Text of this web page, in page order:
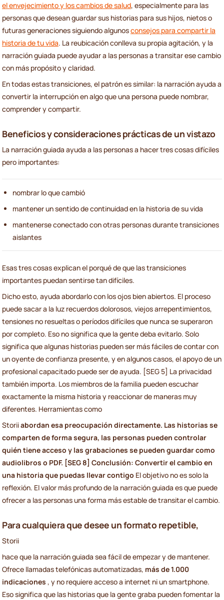
el envejecimiento y los cambios de salud, especialmente para las
personas que desean guardar sus historias para sus hijos, nietos o
futuras generaciones siguiendo algunosconsejos para compartir la
historia de tu vida. La reubicación conlleva su propia agitación, y la
narración guiada puede ayudar a las personas a transitar ese cambio
con más propósito y claridad.
En todas estas transiciones, el patrón es similar: la narración ayuda a
convertir la interrupción en algo que una persona puede nombrar,
comprender y compartir.
Beneficios y consideraciones prácticas de un vistazo
La narración guiada ayuda a las personas a hacer tres cosas difíciles
pero importantes:
nombrar lo que cambió
mantener un sentido de continuidad en la historia de su vida
mantenerse conectado con otras personas durante transiciones
aislantes
Esas tres cosas explican el porqué de que las transiciones
importantes puedan sentirse tan difíciles.
Dicho esto, ayuda abordarlo con los ojos bien abiertos. El proceso
puede sacar a la luz recuerdos dolorosos, viejos arrepentimientos,
tensiones no resueltas o períodos difíciles que nunca se superaron
por completo. Eso no significa que la gente deba evitarlo. Solo
significa que algunas historias pueden ser más fáciles de contar con
un oyente de confianza presente, y en algunos casos, el apoyo de un
profesional capacitado puede ser de ayuda. [SEG 5] La privacidad
también importa. Los miembros de la familia pueden escuchar
exactamente la misma historia y reaccionar de maneras muy
diferentes. Herramientas como
Storiiabordan esa preocupación directamente. Las historias se
comparten de forma segura, las personas pueden controlar
quién tiene acceso y las grabaciones se pueden guardar como
audiolibros o PDF. [SEG 8] Conclusión: Convertir el cambio en
una historia que puedas llevar contigo El objetivo no es solo la
reflexión. El valor más profundo de la narración guiada es que puede
ofrecer a las personas una forma más estable de transitar el cambio.
Para cualquiera que desee un formato repetible,
Storii
hace que la narración guiada sea fácil de empezar y de mantener.
Ofrece llamadas telefónicas automatizadas, más de 1.000
indicaciones , y no requiere acceso a internet ni un smartphone.
Eso significa que las historias que la gente graba pueden fomentar la